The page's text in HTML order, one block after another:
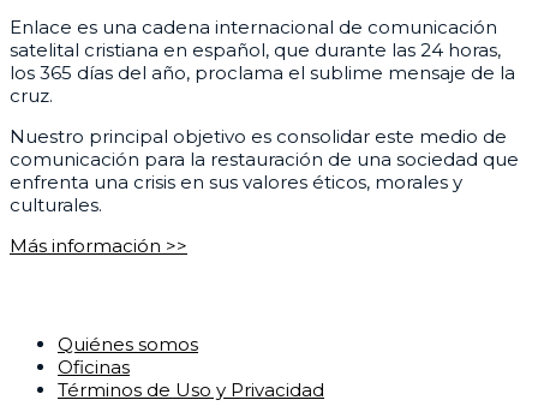
Enlace es una cadena internacional de comunicación
satelital cristiana en español, que durante las 24 horas,
los 365 días del año, proclama el sublime mensaje de la
cruz.
Nuestro principal objetivo es consolidar este medio de
comunicación para la restauración de una sociedad que
enfrenta una crisis en sus valores éticos, morales y
culturales.
Más información >>
Quiénes somos
Oficinas
Términos de Uso y Privacidad